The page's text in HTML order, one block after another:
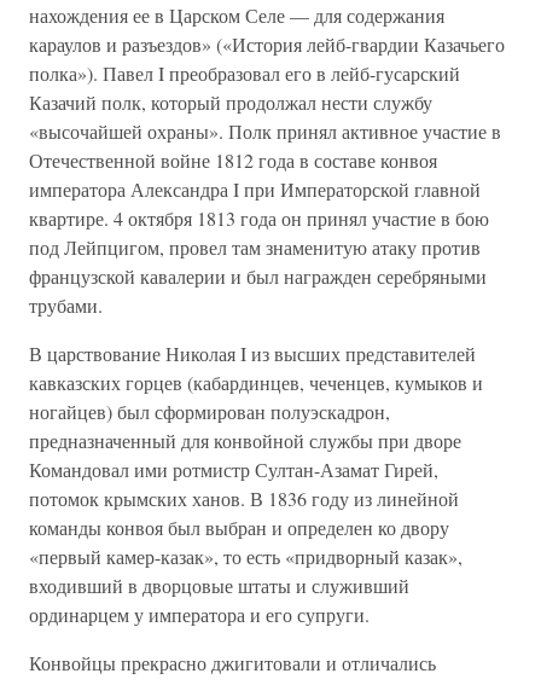
нахождения ее в Царском Селе — для содержания
караулов и разъездов» («История лейб-гвардии Казачьего
полка»). Павел I преобразовал его в лейб-гусарский
Казачий полк, который продолжал нести службу
«высочайшей охраны». Полк принял активное участие в
Отечественной войне 1812 года в составе конвоя
императора Александра I при Императорской главной
квартире. 4 октября 1813 года он принял участие в бою
под Лейпцигом, провел там знаменитую атаку против
французской кавалерии и был награжден серебряными
трубами.
В царствование Николая I из высших представителей
кавказских горцев (кабардинцев, чеченцев, кумыков и
ногайцев) был сформирован полуэскадрон,
предназначенный для конвойной службы при дворе
Командовал ими ротмистр Султан-Азамат Гирей,
потомок крымских ханов. В 1836 году из линейной
команды конвоя был выбран и определен ко двору
«первый камер-казак», то есть «придворный казак»,
входивший в дворцовые штаты и служивший
ординарцем у императора и его супруги.
Конвойцы прекрасно джигитовали и отличались